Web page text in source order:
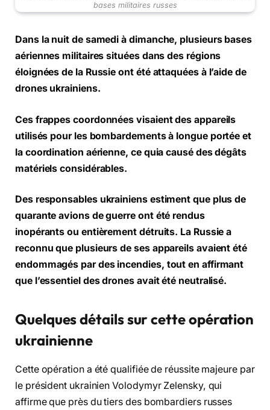
bases militaires russes
Dans la nuit de samedi à dimanche, plusieurs bases
aériennes militaires situées dans des régions
éloignées de la Russie ont été attaquées à l’aide de
drones ukrainiens.
Ces frappes coordonnées visaient des appareils
utilisés pour les bombardements à longue portée et
la coordination aérienne, ce quia causé des dégâts
matériels considérables.
Des responsables ukrainiens estiment que plus de
quarante avions de guerre ont été rendus
inopérants ou entièrement détruits. La Russie a
reconnu que plusieurs de ses appareils avaient été
endommagés par des incendies, tout en affirmant
que l’essentiel des drones avait été neutralisé.
Quelques détails sur cette opération
ukrainienne
Cette opération a été qualifiée de réussite majeure par
le président ukrainien Volodymyr Zelensky, qui
affirme que près du tiers des bombardiers russes